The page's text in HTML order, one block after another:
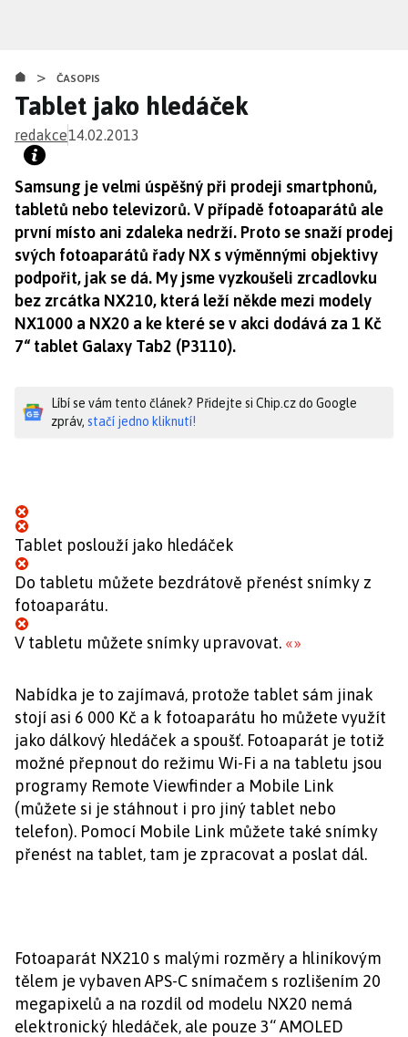
obsahu
> ČASOPIS
Tablet jako hledáček
redakce14.02.2013
Samsung je velmi úspěšný při prodeji smartphonů,
tabletů nebo televizorů. V případě fotoaparátů ale
první místo ani zdaleka nedrží. Proto se snaží prodej
svých fotoaparátů řady NX s výměnnými objektivy
podpořit, jak se dá. My jsme vyzkoušeli zrcadlovku
bez zrcátka NX210, která leží někde mezi modely
NX1000 a NX20 a ke které se v akci dodává za 1 Kč
7“ tablet Galaxy Tab2 (P3110).
Líbí se vám tento článek? Přidejte si Chip.cz do Google
zpráv, stačí jedno kliknutí!
Tablet poslouží jako hledáček
Do tabletu můžete bezdrátově přenést snímky z
fotoaparátu.
V tabletu můžete snímky upravovat. «»
Nabídka je to zajímavá, protože tablet sám jinak
stojí asi 6 000 Kč a k fotoaparátu ho můžete využít
jako dálkový hledáček a spoušť. Fotoaparát je totiž
možné přepnout do režimu Wi-Fi a na tabletu jsou
programy Remote Viewfinder a Mobile Link
(můžete si je stáhnout i pro jiný tablet nebo
telefon). Pomocí Mobile Link můžete také snímky
přenést na tablet, tam je zpracovat a poslat dál.
Fotoaparát NX210 s malými rozměry a hliníkovým
tělem je vybaven APS-C snímačem s rozlišením 20
megapixelů a na rozdíl od modelu NX20 nemá
elektronický hledáček, ale pouze 3“ AMOLED